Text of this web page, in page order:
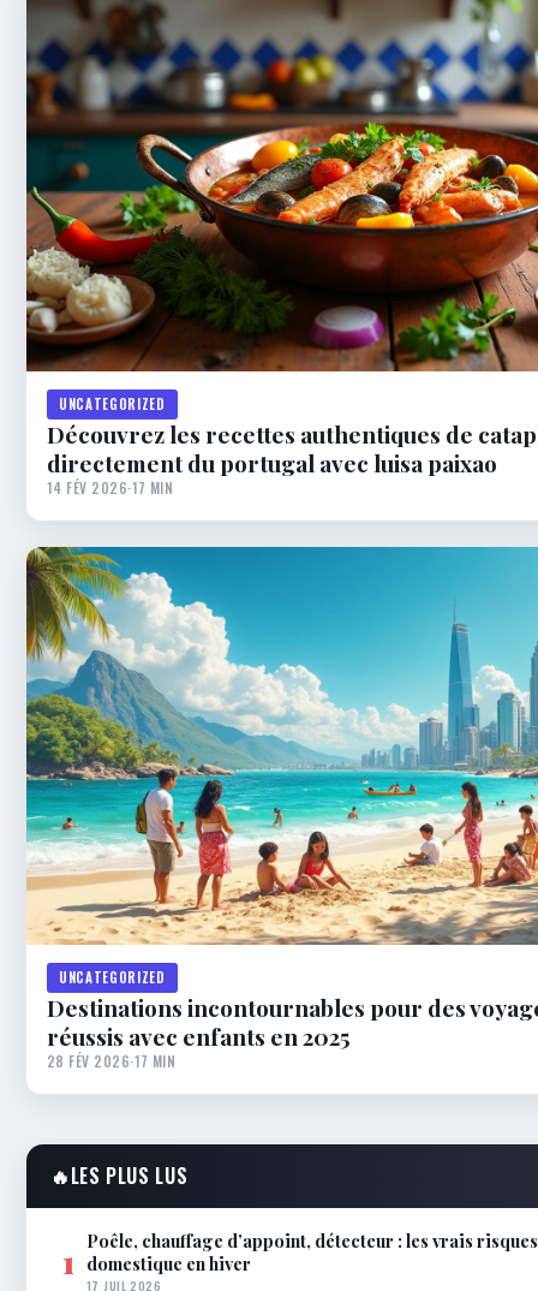
UNCATEGORIZED
Découvrez les recettes authentiques de
directement du portugal avec luisa paixao
14 FÉV 2026·17 MIN
UNCATEGORIZED
Destinations incontournables pour des
réussis avec enfants en 2025
28 FÉV 2026·17 MIN
🔥LES PLUS LUS
1 Poêle, chauffage d’appoint, détecteur : les vrais
domestique en hiver
17 JUIL 2026